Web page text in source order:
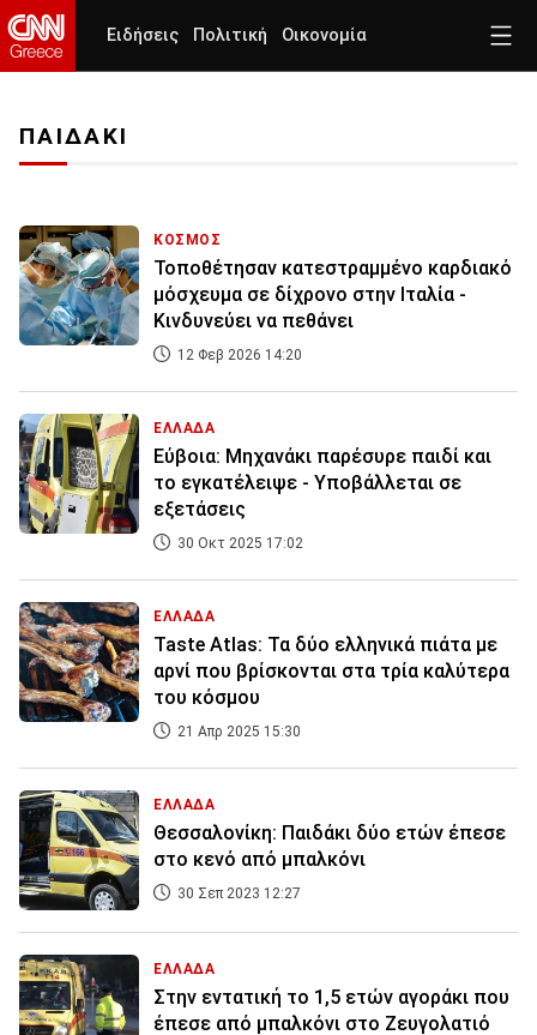
Ειδήσεις Πολιτική Οικονομία
ΠΑΙΔΑΚΙ
ΚΟΣΜΟΣ
Τοποθέτησαν κατεστραμμένο καρδιακό
μόσχευμα σε δίχρονο στην Ιταλία -
Κινδυνεύει να πεθάνει
12 Φεβ 2026 14:20
ΕΛΛΑΔΑ
Εύβοια: Μηχανάκι παρέσυρε παιδί και
το εγκατέλειψε - Υποβάλλεται σε
εξετάσεις
30 Οκτ 2025 17:02
ΕΛΛΑΔΑ
Taste Atlas: Τα δύο ελληνικά πιάτα με
αρνί που βρίσκονται στα τρία καλύτερα
του κόσμου
21 Απρ 2025 15:30
ΕΛΛΑΔΑ
Θεσσαλονίκη: Παιδάκι δύο ετών έπεσε
στο κενό από μπαλκόνι
30 Σεπ 2023 12:27
ΕΛΛΑΔΑ
Στην εντατική το 1,5 ετών αγοράκι που
έπεσε από μπαλκόνι στο Ζευγολατιό